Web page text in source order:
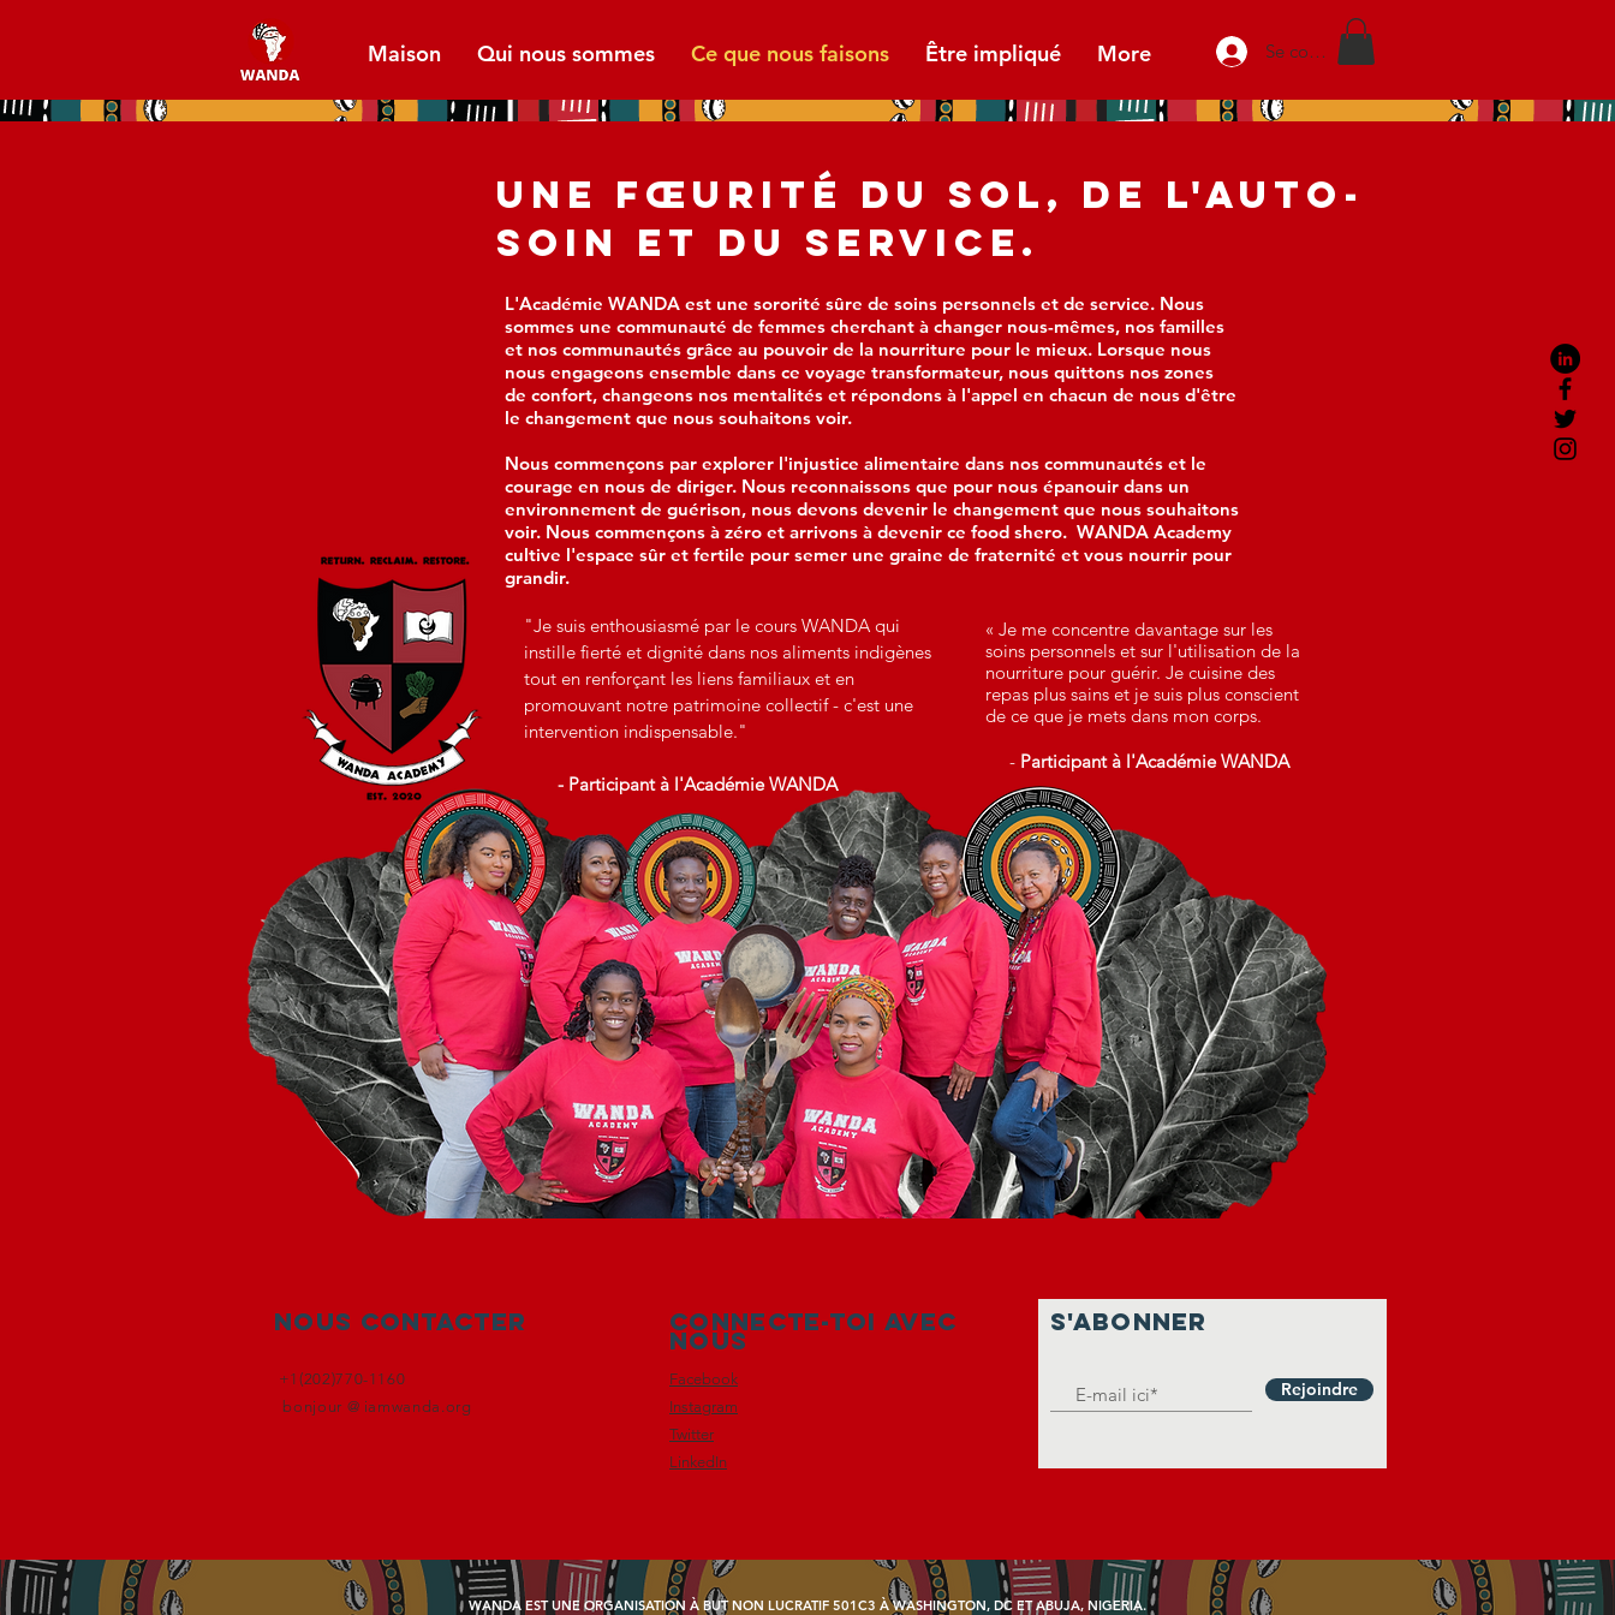
Maison Qui nous sommes Ce que nous faisons Être impliqué More Se connecter
UNE FŒURITÉ DU SOL, DE L'AUTO-
SOIN ET DU SERVICE.
L'Académie WANDA est une sororité sûre de soins personnels et de service. Nous
sommes une communauté de femmes cherchant à changer nous-mêmes, nos familles
et nos communautés grâce au pouvoir de la nourriture pour le mieux. Lorsque nous
nous engageons ensemble dans ce voyage transformateur, nous quittons nos zones
de confort, changeons nos mentalités et répondons à l'appel en chacun de nous d'être
le changement que nous souhaitons voir.
Nous commençons par explorer l'injustice alimentaire dans nos communautés et le
courage en nous de diriger. Nous reconnaissons que pour nous épanouir dans un
environnement de guérison, nous devons devenir le changement que nous souhaitons
voir. Nous commençons à zéro et arrivons à devenir ce food shero. WANDA Academy
cultive l'espace sûr et fertile pour semer une graine de fraternité et vous nourrir pour
grandir.
"Je suis enthousiasmé par le cours WANDA qui
instille fierté et dignité dans nos aliments indigènes
tout en renforçant les liens familiaux et en
promouvant notre patrimoine collectif - c'est une
intervention indispensable."
- Participant à l'Académie WANDA
« Je me concentre davantage sur les
soins personnels et sur l'utilisation de la
nourriture pour guérir. Je cuisine des
repas plus sains et je suis plus conscient
de ce que je mets dans mon corps.
- Participant à l'Académie WANDA
Nous contacter
+1(202)770-1160
bonjour @ iamwanda.org
Connecte-toi avec
nous
Facebook
Instagram
Twitter
LinkedIn
S'ABONNER
Rejoindre
WANDA EST UNE ORGANISATION À BUT NON LUCRATIF 501C3 À WASHINGTON, DC ET ABUJA, NIGERIA.